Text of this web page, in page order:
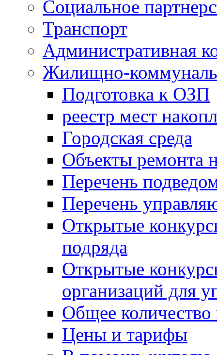
Социальное
Транспорт
Административная
Жилищно-
Подготовка к ОЗП
реестр мест
Городская среда
Объекты ремонта
Перечень
Перечень
Открытые
подряда
Открытые
организаций для
Общее
Цены и тарифы